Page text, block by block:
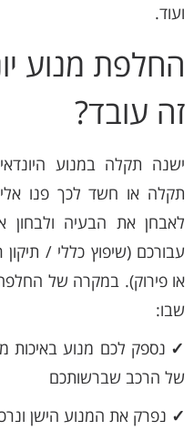
ועוד.
החלפת מנוע
זה עובד?
ישנה תקלה במנוע
תקלה או חשד לכך פנו
לאבחן את הבעיה ולבחון
עבורכם (שיפוץ כללי /
או פירוק). במקרה של
שבו:
✓ נספק לכם מנוע באיכות
של הרכב שברשותכם
✓ נפרק את המנוע הישן